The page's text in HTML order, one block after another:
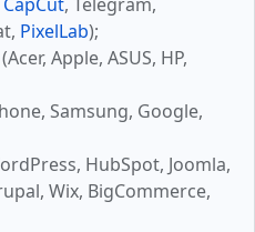
CapCut, Telegram,
PixelLab);
Apple, ASUS, HP,
Samsung, Google,
HubSpot, Joomla,
Wix, BigCommerce,